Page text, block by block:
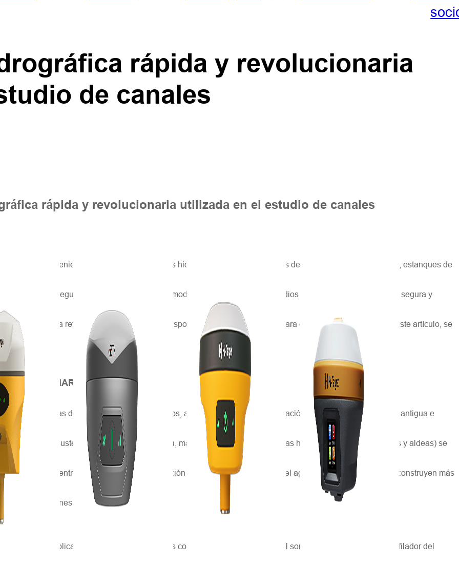
rápida y revolucionaria
de canales
rápida y revolucionaria utilizada en el estudio de canales
o inconvenientes que requieren estudios hidrográficos, como estanques de relaves, canales estrechos, estanques de
embargo, la pregunta constante en el mundo moderno es cómo realizar estudios hidrográficos de forma más segura y
una plataforma revolucionaria que puede transportar todo tipo de sensores para estudios hidrográficos. En este artículo, se
MARINO TRADICIONAL
las criaturas de la Tierra. Para los humanos, alimenta y sustenta la civilización. En toda gran civilización antigua e
la tierra y sustenta la sociedad. Hoy en día, más del 95% de las residencias humanas (ciudades, pueblos y aldeas) se
que surgió entre los siglos I y IV, la interacción entre los seres humanos y el agua es cada vez mayor; se construyen más
con fines económicos y sociales.
hidrográfico aplicado a la ingeniería civil, tales como la ecosonda multihaz, el sonar de barrido lateral, el perfilador del